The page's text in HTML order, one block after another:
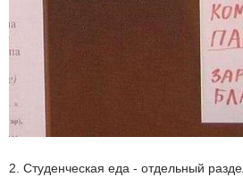
2. Студенческая еда - отдельный